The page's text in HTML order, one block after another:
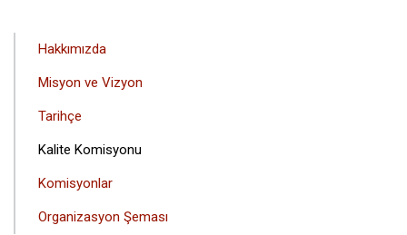
ANA
MENÜSÜ
Hakkımızda
Misyon ve Vizyon
Tarihçe
Kalite Komisyonu
Komisyonlar
Organizasyon Şeması